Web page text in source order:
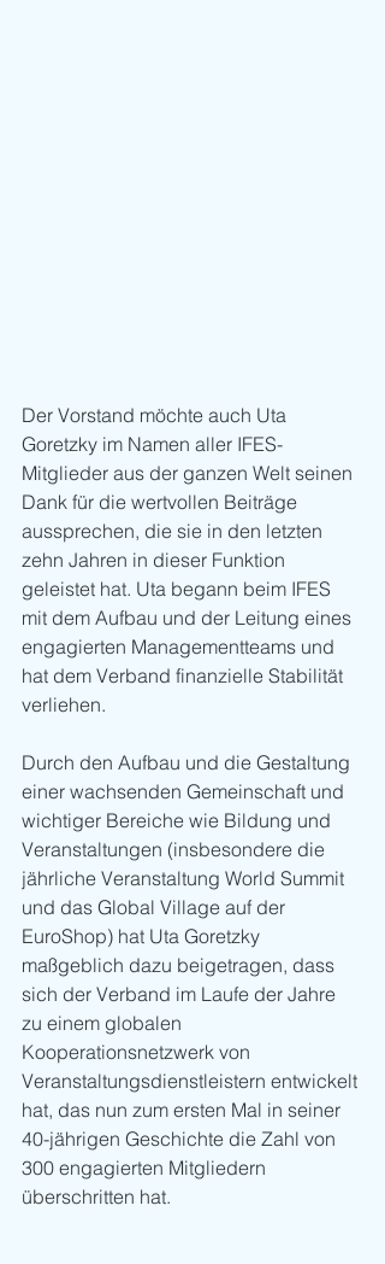
Der Vorstand möchte auch Uta
Goretzky im Namen aller IFES-
Mitglieder aus der ganzen Welt seinen
Dank für die wertvollen Beiträge
aussprechen, die sie in den letzten
zehn Jahren in dieser Funktion
geleistet hat. Uta begann beim IFES
mit dem Aufbau und der Leitung eines
engagierten Managementteams und
hat dem Verband finanzielle Stabilität
verliehen.
Durch den Aufbau und die Gestaltung
einer wachsenden Gemeinschaft und
wichtiger Bereiche wie Bildung und
Veranstaltungen (insbesondere die
jährliche Veranstaltung World Summit
und das Global Village auf der
EuroShop) hat Uta Goretzky
maßgeblich dazu beigetragen, dass
sich der Verband im Laufe der Jahre
zu einem globalen
Kooperationsnetzwerk von
Veranstaltungsdienstleistern entwickelt
hat, das nun zum ersten Mal in seiner
40-jährigen Geschichte die Zahl von
300 engagierten Mitgliedern
überschritten hat.